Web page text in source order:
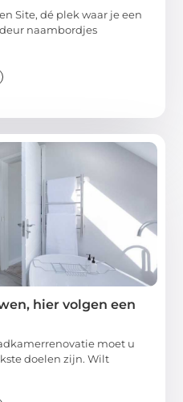
Site, dé plek waar je een
naambordjes
hier volgen een
moet u
doelen zijn. Wilt